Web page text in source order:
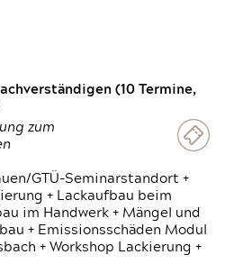
(10 Termine,
zum
GTÜ-Seminarstandort +
+ Lackaufbau beim
im Handwerk + Mängel und
+ Emissionsschäden Modul
+ Workshop Lackierung +